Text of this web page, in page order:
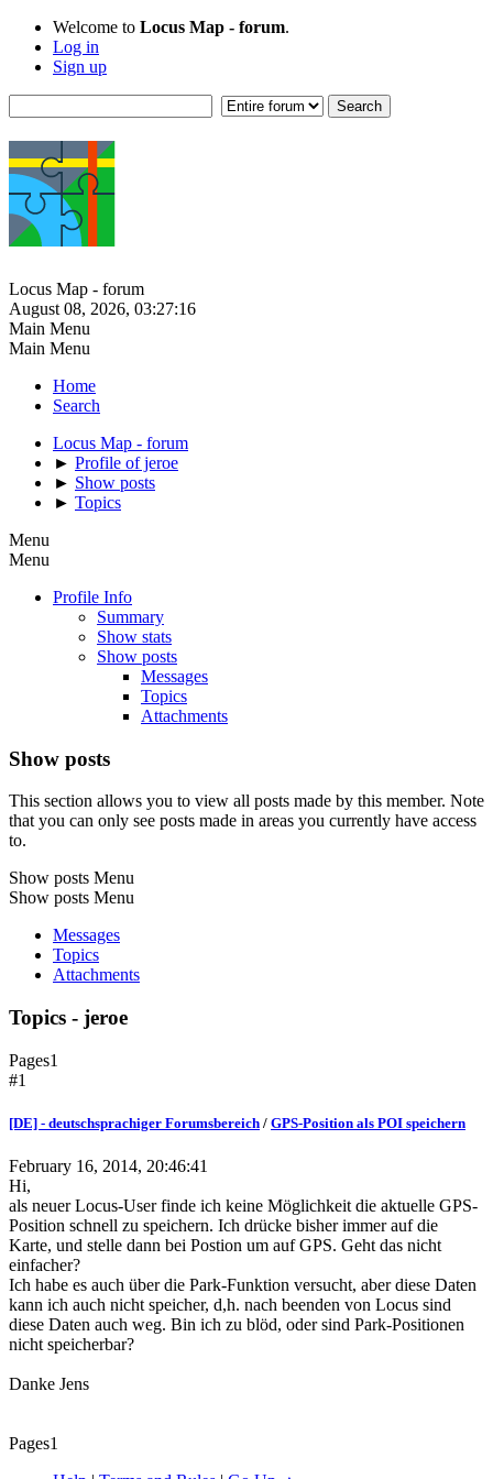
Welcome to Locus Map - forum.
Log in
Sign up
Locus Map - forum
August 08, 2026, 03:27:16
Main Menu
Main Menu
Home
Search
Locus Map - forum
► Profile of jeroe
► Show posts
► Topics
Menu
Menu
Profile Info
Summary
Show stats
Show posts
Messages
Topics
Attachments
Show posts
This section allows you to view all posts made by this member. Note
that you can only see posts made in areas you currently have access
to.
Show posts Menu
Show posts Menu
Messages
Topics
Attachments
Topics - jeroe
Pages1
#1
[DE] - deutschsprachiger Forumsbereich / GPS-Position als POI speichern
February 16, 2014, 20:46:41
Hi,
als neuer Locus-User finde ich keine Möglichkeit die aktuelle GPS-
Position schnell zu speichern. Ich drücke bisher immer auf die
Karte, und stelle dann bei Postion um auf GPS. Geht das nicht
einfacher?
Ich habe es auch über die Park-Funktion versucht, aber diese Daten
kann ich auch nicht speicher, d,h. nach beenden von Locus sind
diese Daten auch weg. Bin ich zu blöd, oder sind Park-Positionen
nicht speicherbar?
Danke Jens
Pages1